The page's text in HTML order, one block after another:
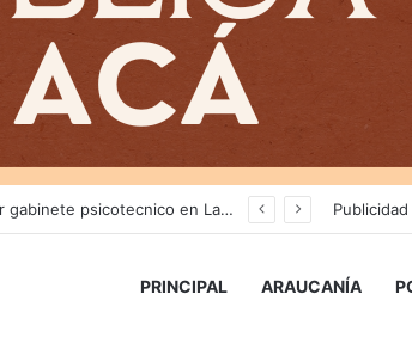
CGE aplicará compensaciones a clientes afectados por cortes de suministro producto del sistema frontal Publicidad
PRINCIPAL ARAUCANÍA